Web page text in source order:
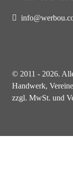
© 2011 - 2026.
Handwerk,
zzgl. MwSt. und